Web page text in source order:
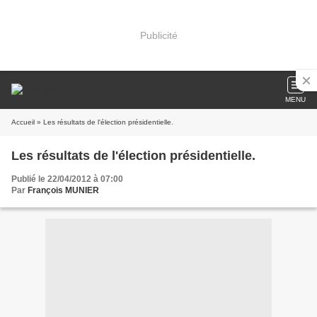
Publicité
MENU
Accueil » Les résultats de l'élection présidentielle.
Les résultats de l'élection présidentielle.
Publié le 22/04/2012 à 07:00
Par François MUNIER